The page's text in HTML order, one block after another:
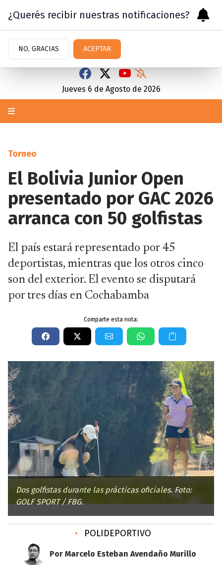
Jueves 6 de Agosto de 2026
Torneo
El Bolivia Junior Open
presentado por GAC 2026
arranca con 50 golfistas
El país estará representado por 45
deportistas, mientras que los otros cinco
son del exterior. El evento se disputará
por tres días en Cochabamba
Comparte esta nota:
Dos golfistas durante las prácticas oficiales. Foto:
GOLF SPORT / FBG.
• POLIDEPORTIVO
Por Marcelo Esteban Avendaño Murillo
¿Querés recibir nuestras notificaciones?
NO, GRACIAS ACEPTAR